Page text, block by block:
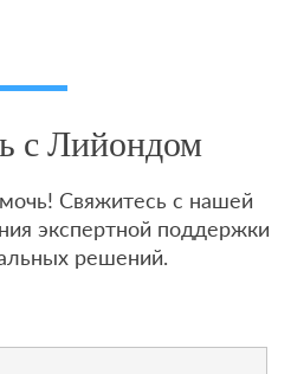
с Лийондом
Свяжитесь с нашей
экспертной поддержки
решений.